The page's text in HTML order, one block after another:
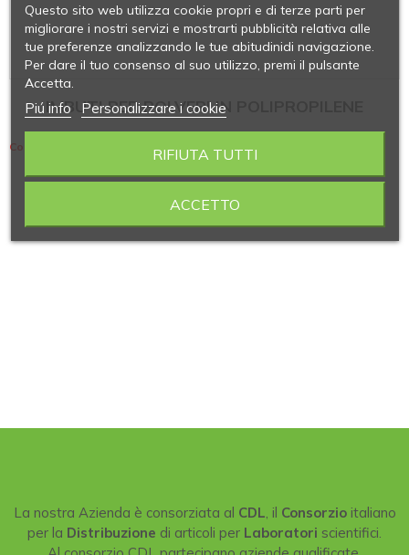
IMBUTI PER POLVERI IN POLIPROPILENE
Contiene 6 articoli
La nostra Azienda è consorziata al CDL , il Consorzioitaliano
per la Distribuzione di articoli per Laboratori scientifici.
Questo sito web utilizza cookie propri e di terze parti per
migliorare i nostri servizi e mostrarti pubblicità relativa alle
tue preferenze analizzando le tue abitudinidi navigazione.
Per dare il tuo consenso al suo utilizzo, premi il pulsante
Accetta.
Piú info Personalizzare i cookie
RIFIUTA TUTTI
ACCETTO